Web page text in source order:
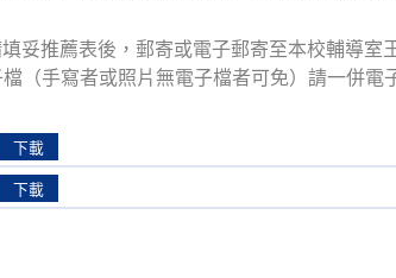
妥推薦表後，郵寄或電子郵寄至本校輔導室
（手寫者或照片無電子檔者可免）請一併電
下載
下載